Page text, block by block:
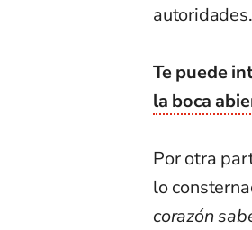
autoridades.
Te puede
la boca
Por otra
lo
corazón